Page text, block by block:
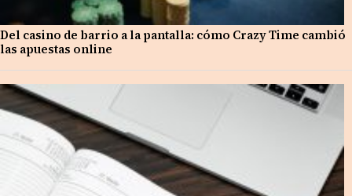
Del casino de barrio a la pantalla: cómo Crazy Time cambió
las apuestas online